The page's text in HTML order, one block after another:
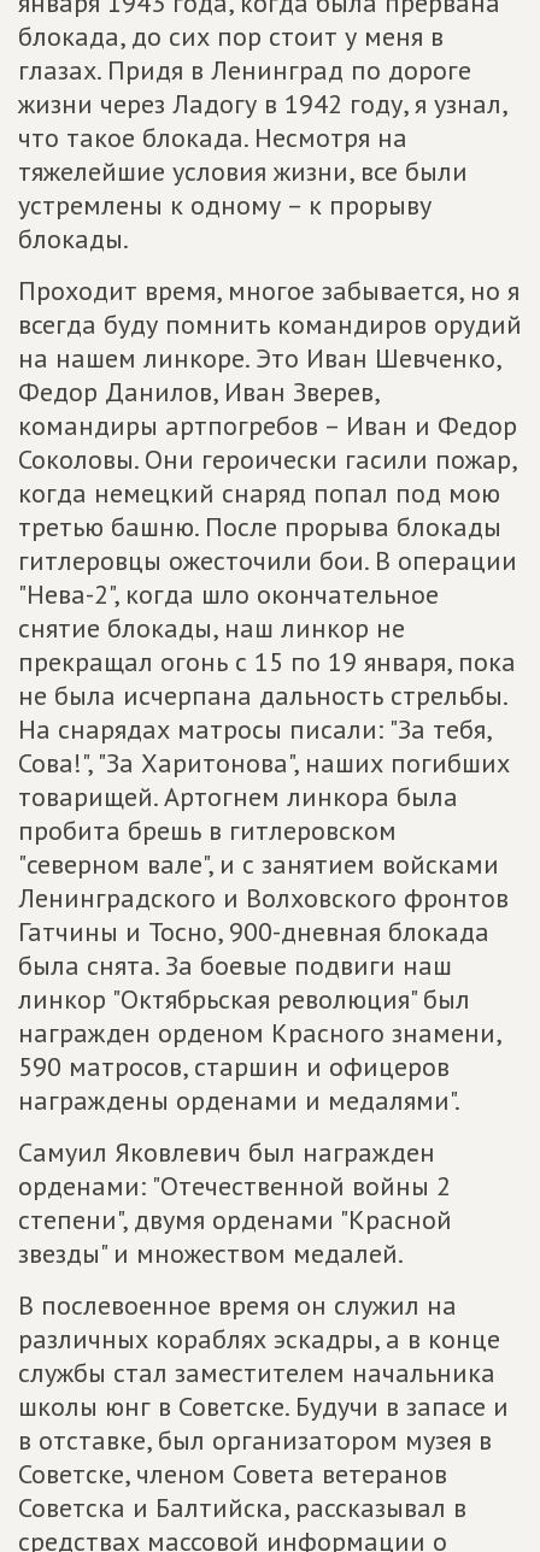
блокада, до сих пор стоит у меня в
глазах. Придя в Ленинград по дороге
жизни через Ладогу в 1942 году, я узнал,
что такое блокада. Несмотря на
тяжелейшие условия жизни, все были
устремлены к одному – к прорыву
блокады.
Проходит время, многое забывается, но я
всегда буду помнить командиров орудий
на нашем линкоре. Это Иван Шевченко,
Федор Данилов, Иван Зверев,
командиры артпогребов – Иван и Федор
Соколовы. Они героически гасили пожар,
когда немецкий снаряд попал под мою
третью башню. После прорыва блокады
гитлеровцы ожесточили бои. В операции
"Нева-2", когда шло окончательное
снятие блокады, наш линкор не
прекращал огонь с 15 по 19 января, пока
не была исчерпана дальность стрельбы.
На снарядах матросы писали: "За тебя,
Сова!", "За Харитонова", наших погибших
товарищей. Артогнем линкора была
пробита брешь в гитлеровском
"северном вале", и с занятием войсками
Ленинградского и Волховского фронтов
Гатчины и Тосно, 900-дневная блокада
была снята. За боевые подвиги наш
линкор "Октябрьская революция" был
награжден орденом Красного знамени,
590 матросов, старшин и офицеров
награждены орденами и медалями".
Самуил Яковлевич был награжден
орденами: "Отечественной войны 2
степени", двумя орденами "Красной
звезды" и множеством медалей.
В послевоенное время он служил на
различных кораблях эскадры, а в конце
службы стал заместителем начальника
школы юнг в Советске. Будучи в запасе и
в отставке, был организатором музея в
Советске, членом Совета ветеранов
Советска и Балтийска, рассказывал в
средствах массовой информации о